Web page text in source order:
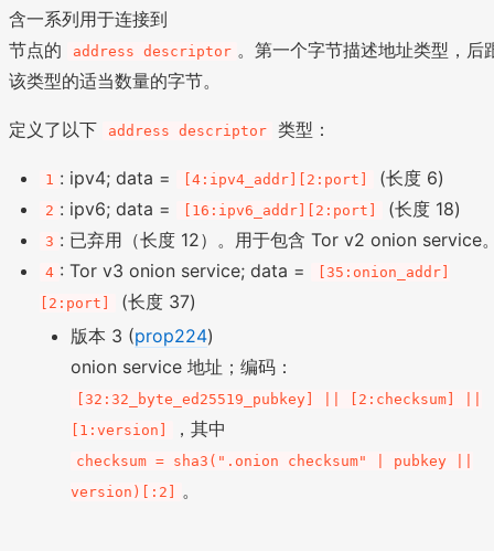
含一系列用于连接到
节点的
address descriptor 。第一个字节描述地址类型，后
该类型的适当数量的字节。
定义了以下 address descriptor 类型：
1 : ipv4; data = [4:ipv4_addr][2:port] (长度 6)
2 : ipv6; data = [16:ipv6_addr][2:port] (长度 18)
3 : 已弃用（长度 12）。用于包含 Tor v2 onion service
4 : Tor v3 onion service; data =
[35:onion_addr]
[2:port]
(长度 37)
版本 3 (prop224)
onion service 地址；编码：
[32:32_byte_ed25519_pubkey] || [2:checksum] ||
[1:version]
，其中
checksum = sha3(".onion checksum" | pubkey ||
version)[:2]
。